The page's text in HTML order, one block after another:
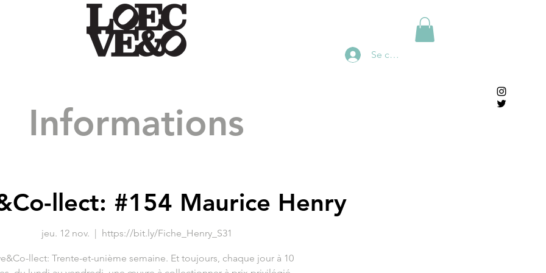
Se connecter
Informations
llect: #154 Maurice Henry
jeu. 12 nov.
  |
https://bit.ly/Fiche_Henry_S31
llect: Trente-et-unième semaine. Et toujours, chaque jour à 10